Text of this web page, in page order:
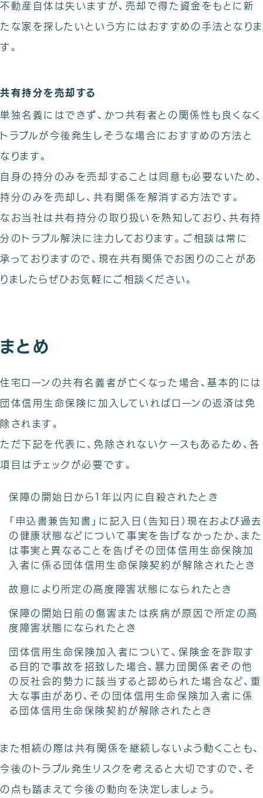
不動産自体は失いますが、売却で得た資金をもとに新
たな家を探したいという方にはおすすめの手法となりま
す。
共有持分を売却する
単独名義にはできず、かつ共有者との関係性も良くなく
トラブルが今後発生しそうな場合におすすめの方法と
なります。
自身の持分のみを売却することは同意も必要ないため、
持分のみを売却し、共有関係を解消する方法です。
なお当社は共有持分の取り扱いを熟知しており、共有持
分のトラブル解決に注力しております。ご相談は常に
承っておりますので、現在共有関係でお困りのことがあ
りましたらぜひお気軽にご相談ください。
まとめ
住宅ローンの共有名義者が亡くなった場合、基本的には
団体信用生命保険に加入していればローンの返済は免
除されます。
ただ下記を代表に、免除されないケースもあるため、各
項目はチェックが必要です。
保障の開始日から１年以内に自殺されたとき
「申込書兼告知書」に記入日（告知日）現在および過去
の健康状態などについて事実を告げなかったか、また
は事実と異なることを告げその団体信用生命保険加
入者に係る団体信用生命保険契約が解除されたとき
故意により所定の高度障害状態になられたとき
保障の開始日前の傷害または疾病が原因で所定の高
度障害状態になられたとき
団体信用生命保険加入者について、保険金を詐取す
る目的で事故を招致した場合、暴力団関係者その他
の反社会的勢力に該当すると認められた場合など、重
大な事由があり、その団体信用生命保険加入者に係
る団体信用生命保険契約が解除されたとき
また相続の際は共有関係を継続しないよう動くことも、
今後のトラブル発生リスクを考えると大切ですので、そ
の点も踏まえて今後の動向を決定しましょう。